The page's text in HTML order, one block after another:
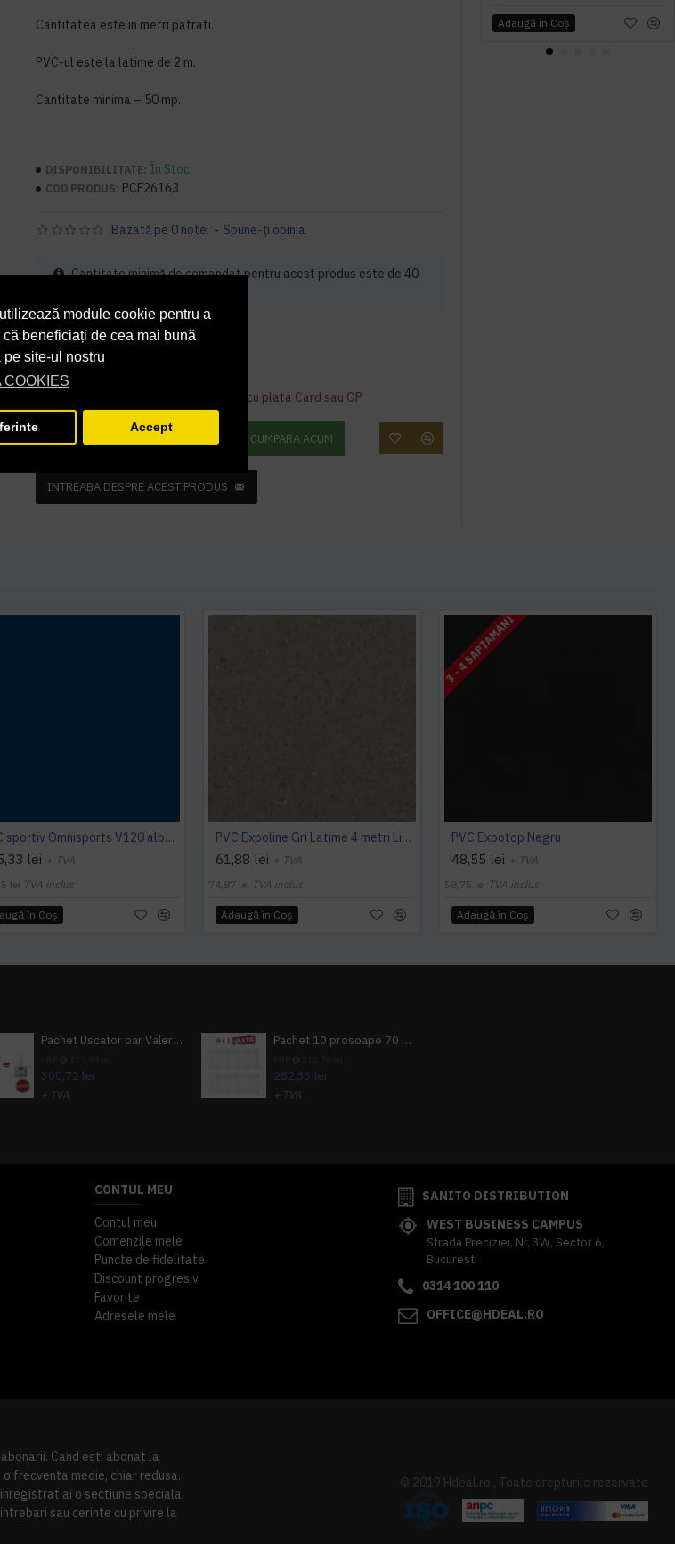
module cookie pentru a
beneficiați de cea mai bună
site-ul nostru
COOKIES
Accept
Cantitatea este in metri patrati.
PVC-ul este la latime de 2 m.
Cantitate minima – 50 mp.
DISPONIBILITATE: În Stoc
COD PRODUS: PCF26163
Bazată pe 0 note. - Spune-ţi opinia
72,21 lei+ TVA
87,37 lei
Acest produs se poate comanda doar cu plata Card sau OP
ADAUGĂ ÎN COŞ CUMPARA ACUM
Cantitate minimă de comandat pentru acest produs este de 40
INTREABA DESPRE ACEST PRODUS
Adaugă în Coş
PVC sportiv Omnisports V120 albastru Royal Blue
lei + TVA
lei TVA inclus
în Coş
PVC Expoline Gri Latime 4 metri Liana 663
61,88 lei + TVA
74,87 lei TVA inclus
Adaugă în Coş
3 - 4 SAPTAMANI
PVC Expotop Negru
48,55 lei + TVA
58,75 lei TVA inclus
Adaugă în Coş
Pachet Uscator par Valera Action Super Plus + GRATUIT Sampon si gel de dus Tork
300,72 lei
+ TVA
Pachet 10 prosoape 70 x 140cm 9 + 1 gratuit
282,33 lei
+ TVA
CONTUL MEU
Contul meu
Comenzile mele
Puncte de fidelitate
Discount progresiv
Favorite
Adresele mele
SANITO DISTRIBUTION
WEST BUSINESS CAMPUS
Strada Preciziei, Nr, 3W, Sector 6,
Bucuresti
0314 100 110
OFFICE@HDEAL.RO
Cand esti abonat la
frecventa medie, chiar redusa.
ai o sectiune speciala
sau cerinte cu privire la
© 2019 Hdeal.ro , Toate drepturile rezervate